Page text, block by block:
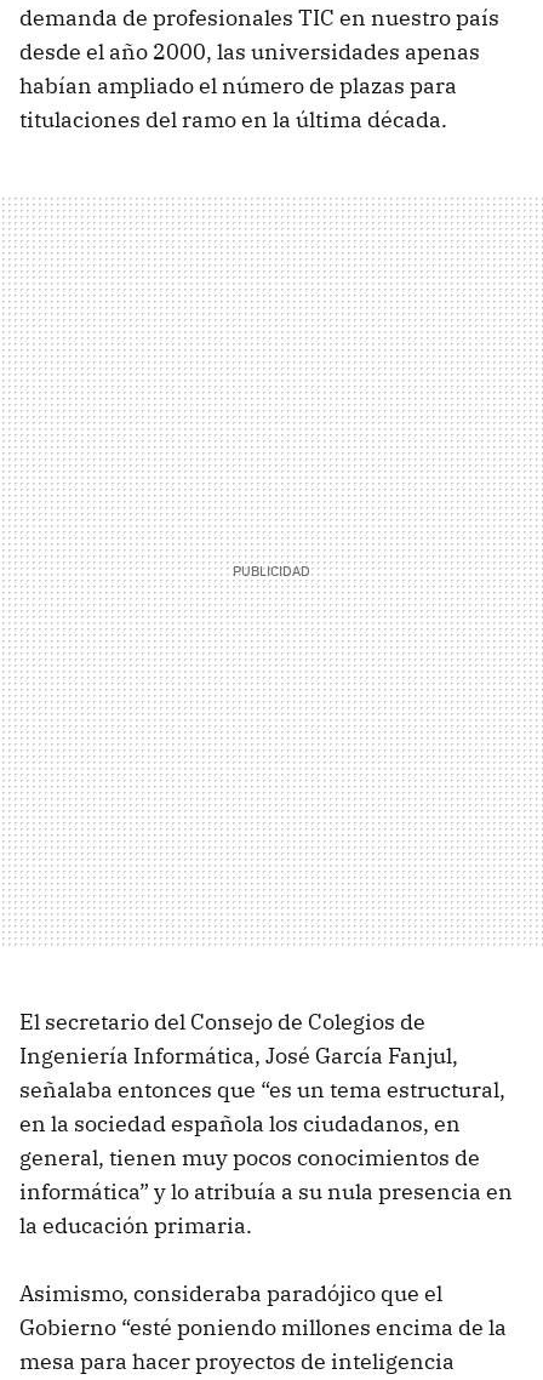
demanda de profesionales TIC en nuestro país
desde el año 2000, las universidades apenas
habían ampliado el número de plazas para
titulaciones del ramo en la última década.
El secretario del Consejo de Colegios de
Ingeniería Informática, José García Fanjul,
señalaba entonces que “es un tema estructural,
en la sociedad española los ciudadanos, en
general, tienen muy pocos conocimientos de
informática” y lo atribuía a su nula presencia en
la educación primaria.
Asimismo, consideraba paradójico que el
Gobierno “esté poniendo millones encima de la
mesa para hacer proyectos de inteligencia